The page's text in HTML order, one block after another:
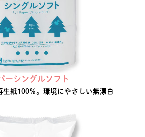
ーシングルソフト
生紙100％。環境にやさしい無漂白